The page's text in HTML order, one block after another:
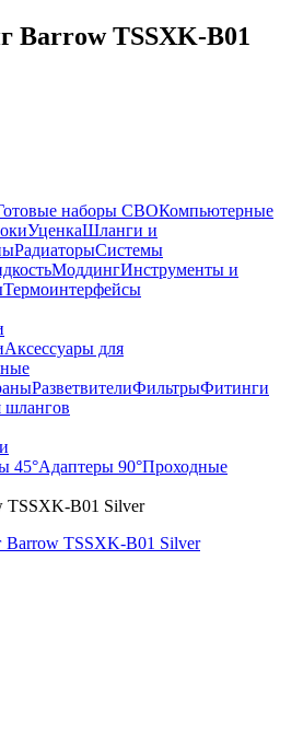
Barrow TSSXK-B01
наборы СВОКомпьютерные
УценкаШланги и
РадиаторыСистемы
МоддингИнструменты и
Термоинтерфейсы
Аксессуары для
РазветвителиФильтрыФитинги
шлангов
45°Адаптеры 90°Проходные
TSSXK-B01 Silver